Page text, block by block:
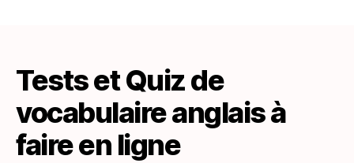
Tests et Quiz de
vocabulaire anglais à
faire en ligne